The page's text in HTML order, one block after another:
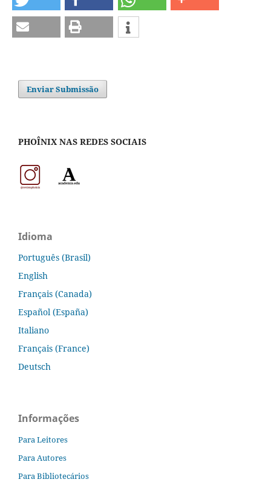
Enviar Submissão
PHOÎNIX NAS REDES SOCIAIS
Idioma
Português (Brasil)
English
Français (Canada)
Español (España)
Italiano
Français (France)
Deutsch
Informações
Para Leitores
Para Autores
Para Bibliotecários